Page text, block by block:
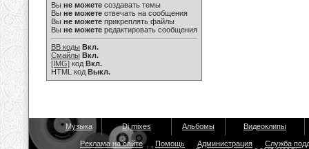
Вы не можете создавать темы
Вы не можете отвечать на сообщения
Вы не можете прикреплять файлы
Вы не можете редактировать сообщения
BB коды Вкл.
Смайлы Вкл.
[IMG] код Вкл.
HTML код Выкл.
Музыка Dj mixes Альбомы Видеоклипы
Реклама на сайте Помощь Администрация Служба